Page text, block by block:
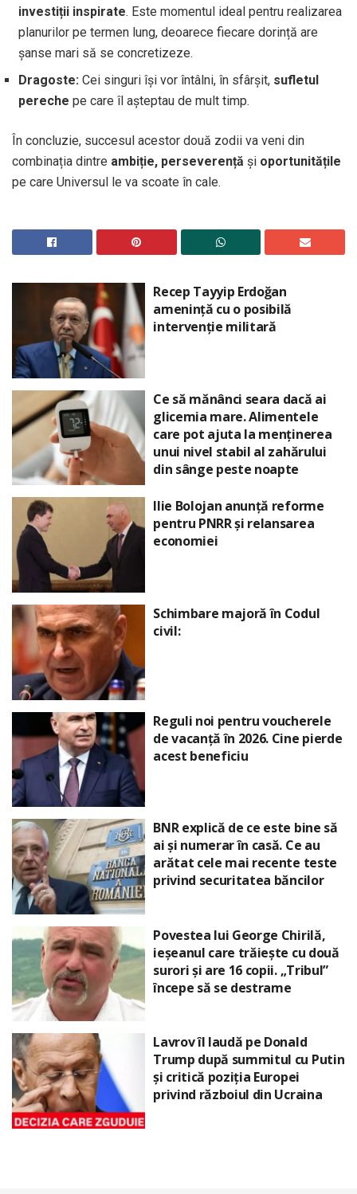
investiții inspirate. Este momentul ideal pentru realizarea
planurilor pe termen lung, deoarece fiecare dorință are
șanse mari să se concretizeze.
Dragoste: Cei singuri își vor întâlni, în sfârșit, sufletul
pereche pe care îl așteptau de mult timp.
În concluzie, succesul acestor două zodii va veni din
combinația dintre ambiție, perseverență și oportunitățile
pe care Universul le va scoate în cale.
Recep Tayyip Erdoğan
amenință cu o posibilă
intervenție militară
Ce să mănânci seara dacă ai
glicemia mare. Alimentele
care pot ajuta la menținerea
unui nivel stabil al zahărului
din sânge peste noapte
Ilie Bolojan anunță reforme
pentru PNRR și relansarea
economiei
Schimbare majoră în Codul
civil:
Reguli noi pentru voucherele
de vacanță în 2026. Cine pierde
acest beneficiu
BNR explică de ce este bine să
ai și numerar în casă. Ce au
arătat cele mai recente teste
privind securitatea băncilor
Povestea lui George Chirilă,
ieșeanul care trăiește cu două
surori și are 16 copii. „Tribul”
începe să se destrame
Lavrov îl laudă pe Donald
Trump după summitul cu Putin
și critică poziția Europei
privind războiul din Ucraina